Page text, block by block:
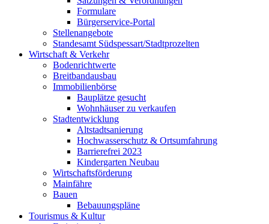
Formulare
Bürgerservice-Portal
Stellenangebote
Standesamt Südspessart/Stadtprozelten
Wirtschaft & Verkehr
Bodenrichtwerte
Breitbandausbau
Immobilienbörse
Bauplätze gesucht
Wohnhäuser zu verkaufen
Stadtentwicklung
Altstadtsanierung
Hochwasserschutz & Ortsumfahrung
Barrierefrei 2023
Kindergarten Neubau
Wirtschaftsförderung
Mainfähre
Bauen
Bebauungspläne
Tourismus & Kultur